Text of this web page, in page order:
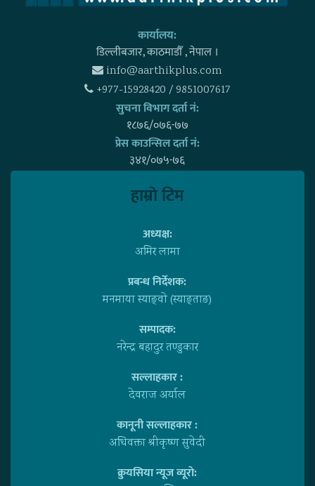
कार्यालय:
डिल्लीबजार, काठमाडाैँ , नेपाल ।
info@aarthikplus.com
+977-15928420 / 9851007617
सुचना विभाग दर्ता नं:
१८७६/०७६-७७
प्रेस काउन्सिल दर्ता नं:
३४१/०७५-७६
हाम्राे टिम
अध्यक्ष:
अमिर लामा
प्रबन्ध निर्देशक:
मनमाया स्याङ्वाे (स्याङ्ताङ)
सम्पादक:
नरेन्द्र बहादुर तण्डुकार
सल्लाहकार :
देवराज अर्याल
कानूनी सल्लाहकार :
अधिवक्ता श्रीकृष्ण सुवेदी
क्रुयसिया न्यूज व्यूराे: